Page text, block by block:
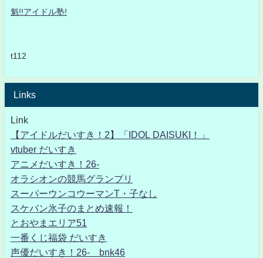
魁!!アイドル塾!
t112
Links
Link
【アイドルだいすき！2】「IDOL DAISUKI！」
vtuber だいすき
アニメだいすき！26-
オラシオンの競馬グランプリ
スーパーウンコウーマンT・子なし
スケバン氷子のまとめ速報！
とおやまエリア51
一番くじ福袋 だいすき
声優だいすき！26- bnk46